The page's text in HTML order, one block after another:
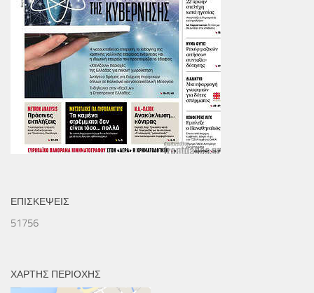
ΕΠΙΣΚΕΨΕΙΣ
51756
ΧΑΡΤΗΣ ΠΕΡΙΟΧΗΣ